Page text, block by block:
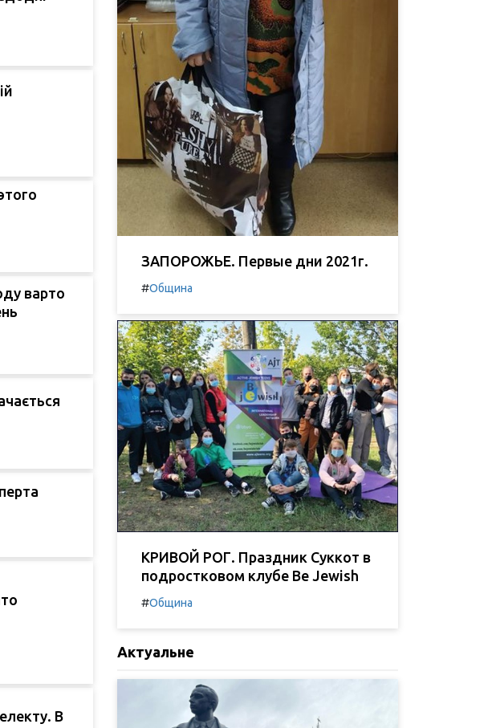
варто
В
ЗАПОРОЖЬЕ. Первые дни 2021г.
#Община
КРИВОЙ РОГ. Праздник Суккот в
подростковом клубе Be Jewish
#Община
Актуальне